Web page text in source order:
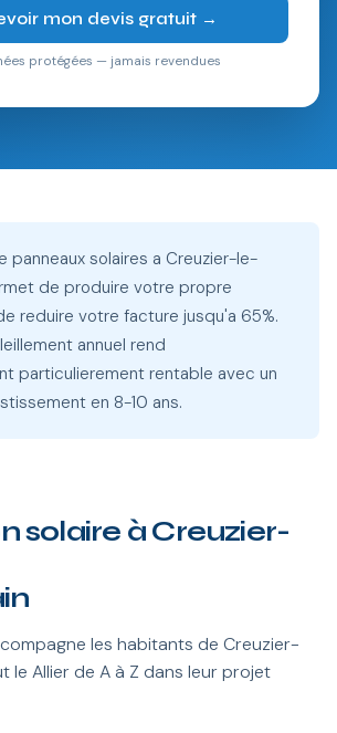
mon devis gratuit →
protégées — jamais revendues
panneaux solaires a Creuzier-le-
de produire votre propre
reduire votre facture jusqu'a 65%.
annuel rend
particulierement rentable avec un
en 8-10 ans.
solaire à Creuzier-
les habitants de Creuzier-
le Allier de A à Z dans leur projet